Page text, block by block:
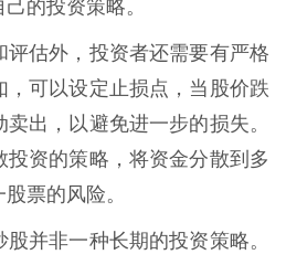
的投资策略。
评估外，投资者还需要有严格
，可以设定止损点，当股价跌
出，以避免进一步的损失。
投资的策略，将资金分散到多
票的风险。
并非一种长期的投资策略。